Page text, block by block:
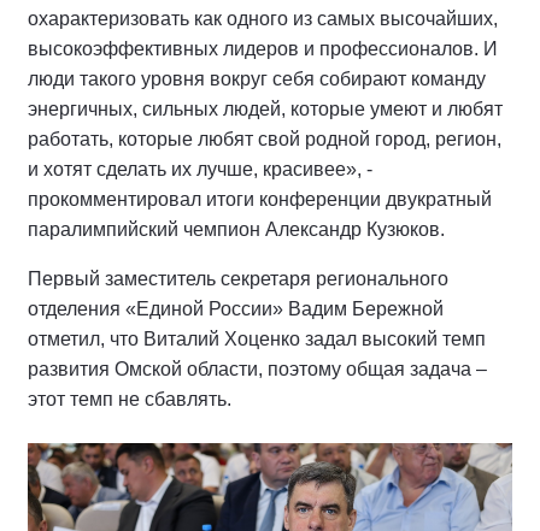
охарактеризовать как одного из самых высочайших,
высокоэффективных лидеров и профессионалов. И
люди такого уровня вокруг себя собирают команду
энергичных, сильных людей, которые умеют и любят
работать, которые любят свой родной город, регион,
и хотят сделать их лучше, красивее», -
прокомментировал итоги конференции двукратный
паралимпийский чемпион Александр Кузюков.
Первый заместитель секретаря регионального
отделения «Единой России» Вадим Бережной
отметил, что Виталий Хоценко задал высокий темп
развития Омской области, поэтому общая задача –
этот темп не сбавлять.